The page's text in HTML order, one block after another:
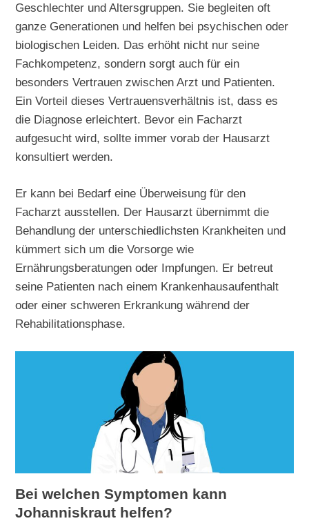
Geschlechter und Altersgruppen. Sie begleiten oft
ganze Generationen und helfen bei psychischen oder
biologischen Leiden. Das erhöht nicht nur seine
Fachkompetenz, sondern sorgt auch für ein
besonders Vertrauen zwischen Arzt und Patienten.
Ein Vorteil dieses Vertrauensverhältnis ist, dass es
die Diagnose erleichtert. Bevor ein Facharzt
aufgesucht wird, sollte immer vorab der Hausarzt
konsultiert werden.
Er kann bei Bedarf eine Überweisung für den
Facharzt ausstellen. Der Hausarzt übernimmt die
Behandlung der unterschiedlichsten Krankheiten und
kümmert sich um die Vorsorge wie
Ernährungsberatungen oder Impfungen. Er betreut
seine Patienten nach einem Krankenhausaufenthalt
oder einer schweren Erkrankung während der
Rehabilitationsphase.
Bei welchen Symptomen kann
Johanniskraut helfen?